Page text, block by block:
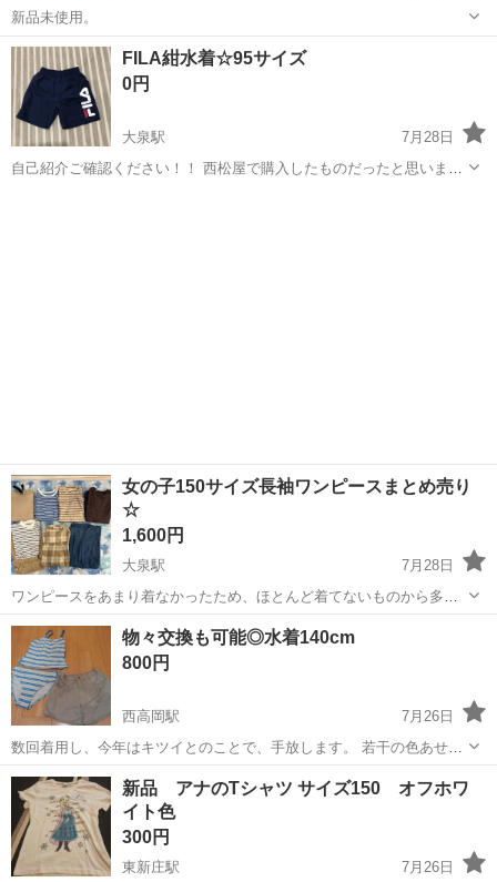
新品未使用。
富山 富山市 大泉駅 キッズ用品
FILA紺水着☆95サイズ
0円
大泉駅
7月28日
自己紹介ご確認ください！！ 西松屋で購入したものだったと思いま
女の子150サイズ長袖ワンピースまとめ売り
☆
1,600円
大泉駅
7月28日
ワンピースをあまり着なかったため、ほとんど着てないものから多少
使用感あるものまで様々です。比較的きれいだと思いますが、気にな
る方はお控えください。 T2青ボーダーワンピース ブランシェス3点(ほ
とんど着てません) ユニクロ...
富山 富山市 大泉駅 キッズ用品
物々交換も可能◎水着140cm
800円
西高岡駅
7月26日
数回着用し、今年はキツイとのことで、手放します。 若干の色あせあ
るかもしれませんが、まだまだ綺麗です。 写真一枚目が全てです。 シ
ンプルで可愛いです(^^)
富山 高岡市 西高岡駅 キッズ用品 水着
新品 アナのTシャツ サイズ150 オフホワ
イト色
300円
東新庄駅
7月26日